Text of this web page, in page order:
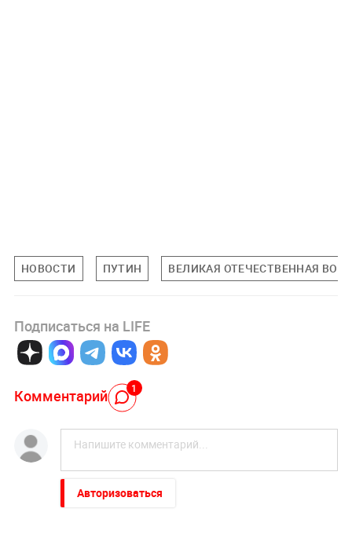
НОВОСТИ ПУТИН ВЕЛИКАЯ ОТЕЧЕСТВЕННАЯ
Подписаться на LIFE
Комментарий 1
Авторизоваться